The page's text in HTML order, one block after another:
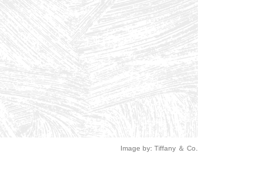
Image by: Tiffany ＆ Co.